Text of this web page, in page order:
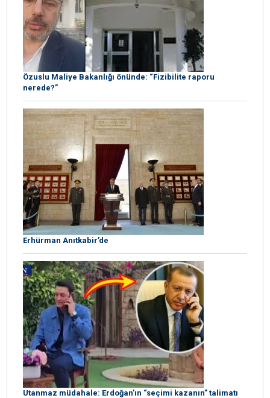
Özuslu Maliye Bakanlığı önünde: “Fizibilite raporu
nerede?”
Erhürman Anıtkabir’de
Utanmaz müdahale: Erdoğan’ın “seçimi kazanın” talimatı